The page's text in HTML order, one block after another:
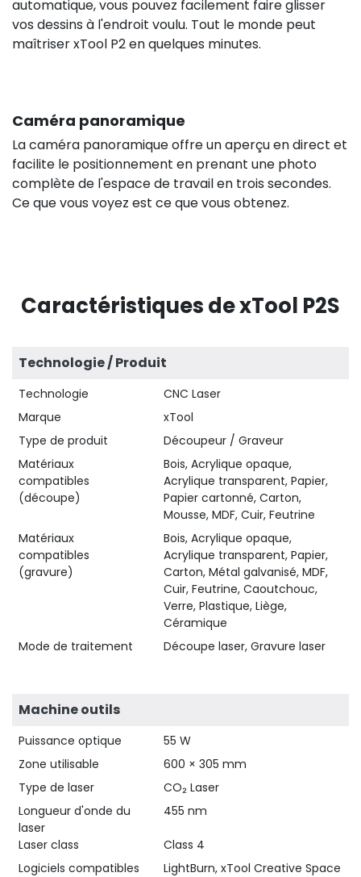
345,80 €
automatique, vous pouvez facilement faire glisser
vos dessins à l'endroit voulu. Tout le monde peut
maîtriser xTool P2 en quelques minutes.
Caméra panoramique
La caméra panoramique offre un aperçu en direct et
facilite le positionnement en prenant une photo
complète de l'espace de travail en trois secondes.
Ce que vous voyez est ce que vous obtenez.
Caractéristiques de xTool P2S
Technologie / Produit
Technologie
CNC Laser
Marque
xTool
Type de produit
Découpeur / Graveur
Matériaux
compatibles
(découpe)
Bois, Acrylique opaque,
Acrylique transparent, Papier,
Papier cartonné, Carton,
Mousse, MDF, Cuir, Feutrine
Matériaux
compatibles
(gravure)
Bois, Acrylique opaque,
Acrylique transparent, Papier,
Carton, Métal galvanisé, MDF,
Cuir, Feutrine, Caoutchouc,
Verre, Plastique, Liège,
Céramique
Mode de traitement
Découpe laser, Gravure laser
Machine outils
Puissance optique
55 W
Zone utilisable
600 × 305 mm
Type de laser
CO₂ Laser
Longueur d'onde du
laser
455 nm
Laser class
Class 4
Logiciels compatibles
LightBurn, xTool Creative Space